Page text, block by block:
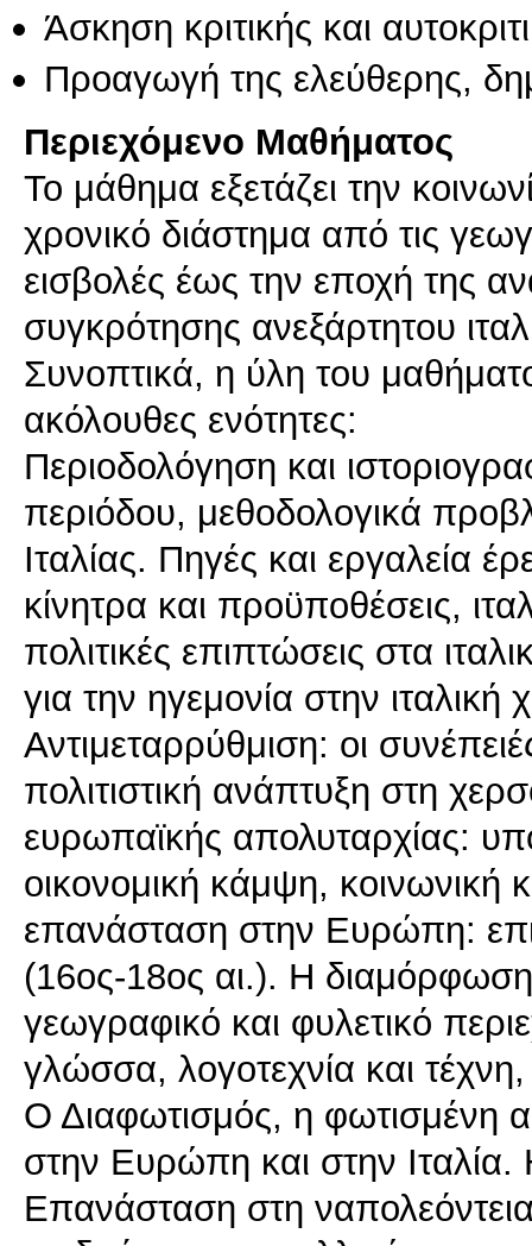
Άσκηση κριτικής και
Προαγωγή της ελεύθερης,
Περιεχόμενο Μαθήματος
Το μάθημα εξετάζει την
χρονικό διάστημα από τις
εισβολές έως την εποχή της
συγκρότησης ανεξάρτητου
Συνοπτικά, η ύλη του
ακόλουθες ενότητες:
Περιοδολόγηση και
περιόδου, μεθοδολογικά
Ιταλίας. Πηγές και εργαλεία
κίνητρα και προϋποθέσεις,
πολιτικές επιπτώσεις στα
για την ηγεμονία στην
Αντιμεταρρύθμιση: οι
πολιτιστική ανάπτυξη στη
ευρωπαϊκής απολυταρχίας:
οικονομική κάμψη, κοινωνική
επανάσταση στην Ευρώπη:
(16ος-18ος αι.). Η διαμόρφωση
γεωγραφικό και φυλετικό
γλώσσα, λογοτεχνία και
Ο Διαφωτισμός, η φωτισμένη
στην Ευρώπη και στην
Επανάσταση στη